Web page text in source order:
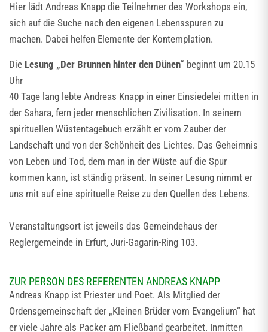
Hier lädt Andreas Knapp die Teilnehmer des Workshops ein,
sich auf die Suche nach den eigenen Lebensspuren zu
machen. Dabei helfen Elemente der Kontemplation.
Die Lesung „Der Brunnen hinter den Dünen“ beginnt um 20.15
Uhr
40 Tage lang lebte Andreas Knapp in einer Einsiedelei mitten in
der Sahara, fern jeder menschlichen Zivilisation. In seinem
spirituellen Wüstentagebuch erzählt er vom Zauber der
Landschaft und von der Schönheit des Lichtes. Das Geheimnis
von Leben und Tod, dem man in der Wüste auf die Spur
kommen kann, ist ständig präsent. In seiner Lesung nimmt er
uns mit auf eine spirituelle Reise zu den Quellen des Lebens.
Veranstaltungsort ist jeweils das Gemeindehaus der
Reglergemeinde in Erfurt, Juri-Gagarin-Ring 103.
ZUR PERSON DES REFERENTEN ANDREAS KNAPP
Andreas Knapp ist Priester und Poet. Als Mitglied der
Ordensgemeinschaft der „Kleinen Brüder vom Evangelium“ hat
er viele Jahre als Packer am Fließband gearbeitet. Inmitten